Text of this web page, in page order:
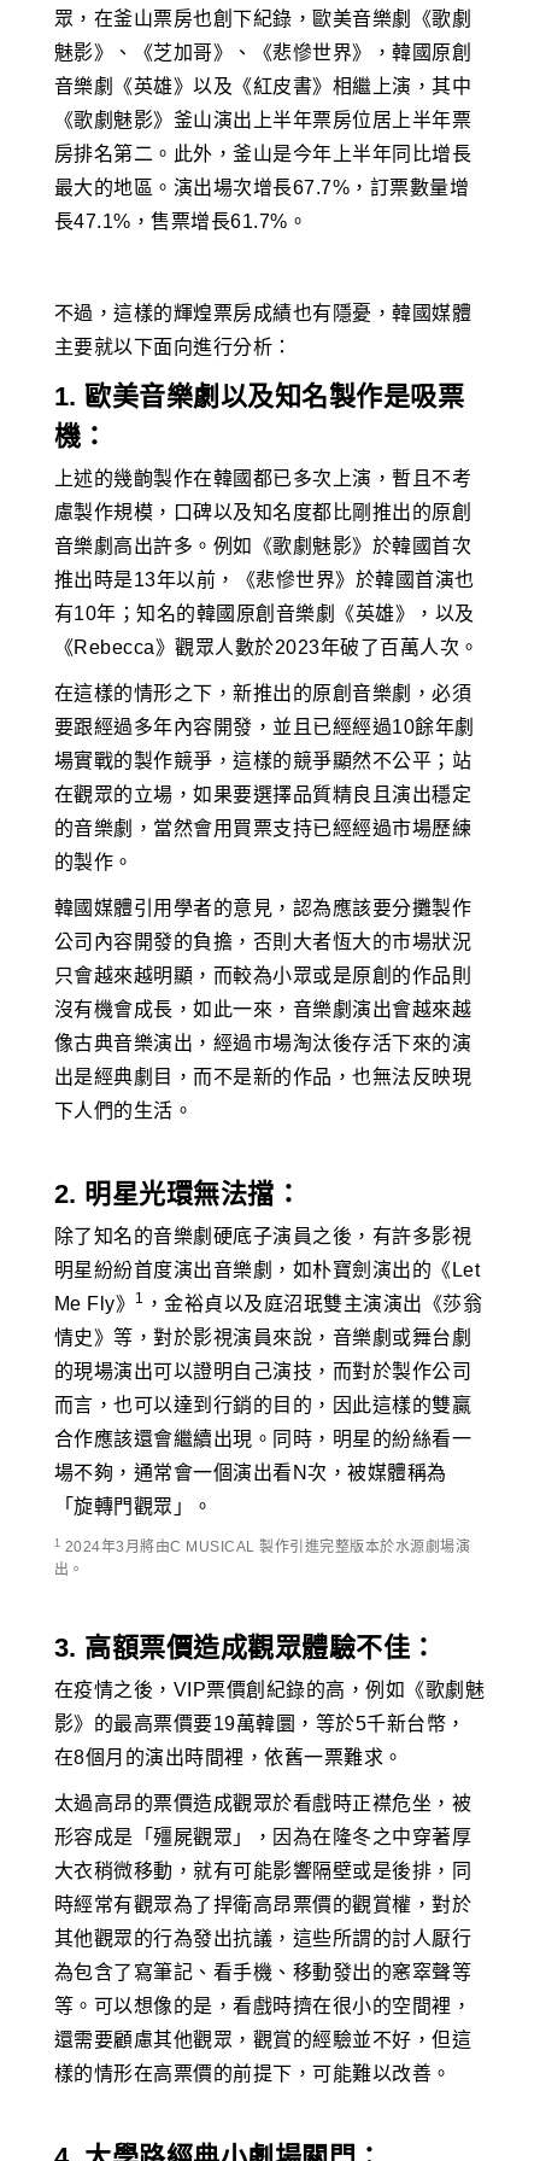
眾，在釜山票房也創下紀錄，歐美音樂劇《歌劇
魅影》、《芝加哥》、《悲慘世界》，韓國原創
音樂劇《英雄》以及《紅皮書》相繼上演，其中
《歌劇魅影》釜山演出上半年票房位居上半年票
房排名第二。此外，釜山是今年上半年同比增長
最大的地區。演出場次增長67.7%，訂票數量增
長47.1%，售票增長61.7%。
不過，這樣的輝煌票房成績也有隱憂，韓國媒體
主要就以下面向進行分析：
1. 歐美音樂劇以及知名製作是吸票
機：
上述的幾齣製作在韓國都已多次上演，暫且不考
慮製作規模，口碑以及知名度都比剛推出的原創
音樂劇高出許多。例如《歌劇魅影》於韓國首次
推出時是13年以前，《悲慘世界》於韓國首演也
有10年；知名的韓國原創音樂劇《英雄》，以及
《Rebecca》觀眾人數於2023年破了百萬人次。
在這樣的情形之下，新推出的原創音樂劇，必須
要跟經過多年內容開發，並且已經經過10餘年劇
場實戰的製作競爭，這樣的競爭顯然不公平；站
在觀眾的立場，如果要選擇品質精良且演出穩定
的音樂劇，當然會用買票支持已經經過市場歷練
的製作。
韓國媒體引用學者的意見，認為應該要分攤製作
公司內容開發的負擔，否則大者恆大的市場狀況
只會越來越明顯，而較為小眾或是原創的作品則
沒有機會成長，如此一來，音樂劇演出會越來越
像古典音樂演出，經過市場淘汰後存活下來的演
出是經典劇目，而不是新的作品，也無法反映現
下人們的生活。
2. 明星光環無法擋：
除了知名的音樂劇硬底子演員之後，有許多影視
明星紛紛首度演出音樂劇，如朴寶劍演出的《Let
Me Fly》
1 ，金裕貞以及庭沼珉雙主演演出《莎翁
情史》等，對於影視演員來說，音樂劇或舞台劇
的現場演出可以證明自己演技，而對於製作公司
而言，也可以達到行銷的目的，因此這樣的雙贏
合作應該還會繼續出現。同時，明星的紛絲看一
場不夠，通常會一個演出看N次，被媒體稱為
「旋轉門觀眾」。
1 2024年3月將由C MUSICAL 製作引進完整版本於水源劇場演
出。
3. 高額票價造成觀眾體驗不佳：
在疫情之後，VIP票價創紀錄的高，例如《歌劇魅
影》的最高票價要19萬韓圜，等於5千新台幣，
在8個月的演出時間裡，依舊一票難求。
太過高昂的票價造成觀眾於看戲時正襟危坐，被
形容成是「殭屍觀眾」，因為在隆冬之中穿著厚
大衣稍微移動，就有可能影響隔壁或是後排，同
時經常有觀眾為了捍衛高昂票價的觀賞權，對於
其他觀眾的行為發出抗議，這些所謂的討人厭行
為包含了寫筆記、看手機、移動發出的窸窣聲等
等。可以想像的是，看戲時擠在很小的空間裡，
還需要顧慮其他觀眾，觀賞的經驗並不好，但這
樣的情形在高票價的前提下，可能難以改善。